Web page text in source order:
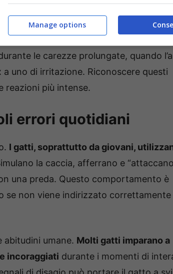
Il morso può rappresentare un segnale di
non gradisce più il contatto o che si
le carezze prolungate, quando
uno di irritazione. Riconoscere questi
reazioni più intense.
errori quotidiani
I gatti, soprattutto da giovani,
la caccia, afferrano e
una preda. Questo comportamento è
se non viene indirizzato correttamente
umane. Molti gatti imparano a
incoraggiati durante i momenti di
Manage options